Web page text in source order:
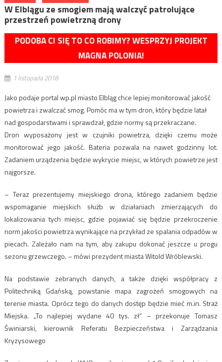
W Elblągu ze smogiem mają walczyć patrolujące
przestrzeń powietrzną drony
PODOBA CI SIĘ TO CO ROBIMY? WESPRZYJ PROJEKT
MAGNA POLONIA!
1 listopada 2018
Jako podaje portal wp.pl miasto Elbląg chce lepiej monitorować jakość
powietrza i zwalczać smog. Pomóc ma w tym dron, który będzie latał
nad gospodarstwami i sprawdzał, gdzie normy są przekraczane.
Dron wyposażony jest w czujniki powietrza, dzięki czemu może
monitorować jego jakość. Bateria pozwala na nawet godzinny lot.
Zadaniem urządzenia będzie wykrycie miejsc, w których powietrze jest
najgorsze.
– Teraz prezentujemy miejskiego drona, którego zadaniem będzie
wspomaganie miejskich służb w działaniach zmierzających do
lokalizowania tych miejsc, gdzie pojawiać się będzie przekroczenie
norm jakości powietrza wynikające na przykład ze spalania odpadów w
piecach. Zależało nam na tym, aby zakupu dokonać jeszcze u progu
sezonu grzewczego. – mówi prezydent miasta Witold Wróblewski.
Na podstawie zebranych danych, a także dzięki współpracy z
Politechniką Gdańską, powstanie mapa zagrożeń smogowych na
terenie miasta. Oprócz tego do danych dostęp będzie mieć m.in. Straż
Miejska. „To najlepiej wydane 40 tys. zł” – przekonuje Tomasz
Świniarski, kierownik Referatu Bezpieczeństwa i Zarządzania
Kryzysowego